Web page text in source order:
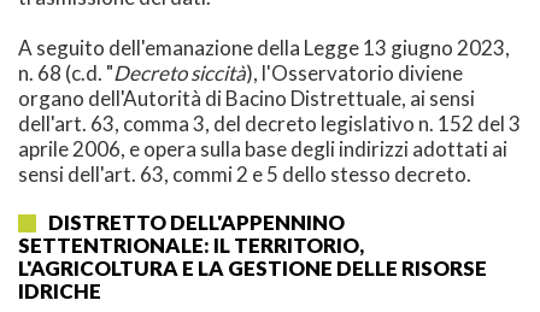
A seguito dell'emanazione della Legge 13 giugno 2023,
n. 68 (c.d. "Decreto siccità), l'Osservatorio diviene
organo dell'Autorità di Bacino Distrettuale, ai sensi
dell'art. 63, comma 3, del decreto legislativo n. 152 del 3
aprile 2006, e opera sulla base degli indirizzi adottati ai
sensi dell'art. 63, commi 2 e 5 dello stesso decreto.
DISTRETTO DELL'APPENNINO
SETTENTRIONALE: IL TERRITORIO,
L'AGRICOLTURA E LA GESTIONE DELLE RISORSE
IDRICHE